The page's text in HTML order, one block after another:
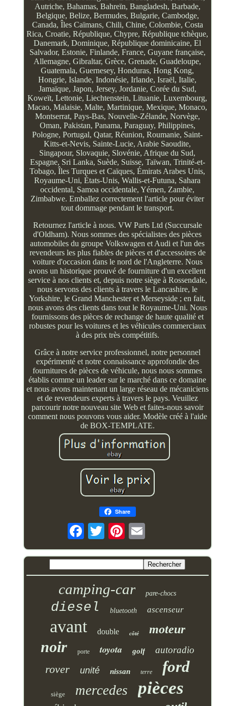
Autriche, Bahamas, Bahreïn, Bangladesh, Barbade,
Belgique, Belize, Bermudes, Bulgarie, Cambodge,
Canada, Îles Caïmans, Chili, Chine, Colombie, Costa
Rica, Croatie, République, Chypre, République tchèque,
Danemark, Dominique, République dominicaine, El
Salvador, Estonie, Finlande, France, Guyane française,
Allemagne, Gibraltar, Grèce, Grenade, Guadeloupe,
Guatemala, Guernesey, Honduras, Hong Kong,
Hongrie, Islande, Indonésie, Irlande, Israël, Italie,
Jamaïque, Japon, Jersey, Jordanie, Corée du Sud,
Koweït, Lettonie, Liechtenstein, Lituanie, Luxembourg,
Macao, Malaisie, Malte, Martinique, Mexique, Monaco,
Montserrat, Pays-Bas, Nouvelle-Zélande, Norvège,
Oman, Pakistan, Panama, Paraguay, Philippines,
Pologne, Portugal, Qatar, Réunion, Roumanie, Saint-
Kitts-et-Nevis, Sainte-Lucie, Arabie Saoudite,
Singapour, Slovaquie, Slovénie, Afrique du Sud,
Espagne, Sri Lanka, Suède, Suisse, Taïwan, Trinité-et-
Tobago, Îles Turques et Caïques, Émirats Arabes Unis,
Royaume-Uni, États-Unis, Wallis-et-Futuna, Sahara
occidental, Samoa occidentale, Yémen, Zambie,
Zimbabwe. Emballez correctement l'article pour éviter
tout dommage pendant le transport.
Retournez l'article à nous. VW Parts Ltd (Succursale
d'Oldham). Nous sommes des spécialistes des pièces
automobiles du groupe Volkswagen et Audi et l'un des
revendeurs les plus fiables de pièces et d'accessoires de
voiture d'occasion dans le nord de l'Angleterre. Nous
avons un historique prouvé de fourniture d'un excellent
service à nos clients et, depuis notre siège à Rossendale,
nous servons des clients à travers le Lancashire, le
Yorkshire, le Grand Manchester et Merseyside ; en fait,
nous avons des clients dans tout le Royaume-Uni. Nous
fournissons des pièces de rechange de haute qualité et
robustes pour les voitures et les véhicules commerciaux
à des prix très compétitifs.
Grâce à notre service professionnel, notre personnel
expérimenté et notre connaissance approfondie des
fournitures de pièces de véhicule, nous nous sommes
établis comme un leader sur le marché dans ce domaine
et nous avons maintenant un large réseau de mécaniciens
et de revendeurs experts à travers le pays. Veuillez
parcourir notre nouveau site Web et faites-nous savoir
comment nous pouvons vous aider. Modèle créé à l'aide
de BOX-TEMPLATE.
Share
camping-car pare-chocs
diesel bluetooth ascenseur
avant double côté moteur
noir porte toyota golf autoradio
rover unité nissan terre ford
siège mercedes pièces